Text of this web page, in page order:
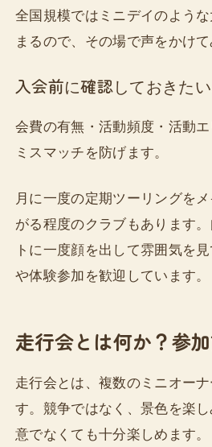
全国規模ではミニデイのよう
まるので、その場で声をかけ
入会前に確認しておきたい
会費の有無・活動頻度・活動
ミスマッチを防げます。
月に一度の定期ツーリングを
がる程度のクラブもあります
トに一度顔を出して雰囲気を
や体験参加を歓迎しています。
走行会とは何か？参
走行会とは、複数のミニオー
す。競争ではなく、景色を楽
意でなくても十分楽しめます。